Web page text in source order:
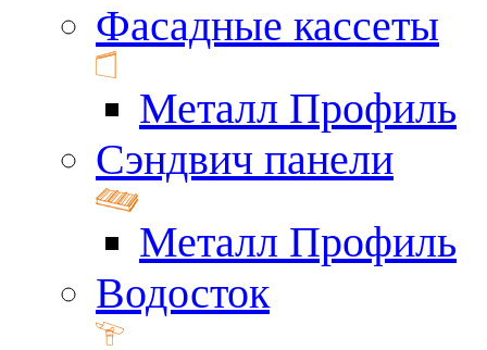
Фасадные кассеты
Металл Профиль
Сэндвич панели
Металл Профиль
Водосток